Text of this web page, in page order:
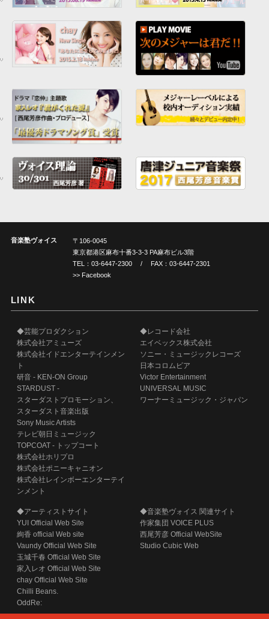
音楽塾ヴォイス
〒106-0045
東京都港区麻布十番3-3-3 PA麻布ビル3階
TEL： 03-6447-2300/ FAX：03-6447-2301
>> Facebook
LINK
◆芸能プロダクション
株式会社アミューズ
株式会社イドエンターテインメン
ト
研音 - KEN-ON Group
STARDUST -
スターダストプロモーション、
スターダスト音楽出版
Sony Music Artists
テレビ朝日ミュージック
TOPCOAT - トップコート
株式会社ホリプロ
株式会社ポニーキャニオン
株式会社レインボーエンターテイ
ンメント
◆レコード会社
エイベックス株式会社
ソニー・ミュージックレコーズ
日本コロムビア
Victor Entertainment
UNIVERSAL MUSIC
ワーナーミュージック・ジャパン
◆アーティストサイト
YUI Official Web Site
絢香 official Web site
Vaundy Official Web Site
玉城千春 Official Web Site
家入レオ Official Web Site
chay Official Web Site
Chilli Beans.
OddRe:
◆音楽塾ヴォイス 関連サイト
作家集団 VOICE PLUS
西尾芳彦 Official WebSite
Studio Cubic Web